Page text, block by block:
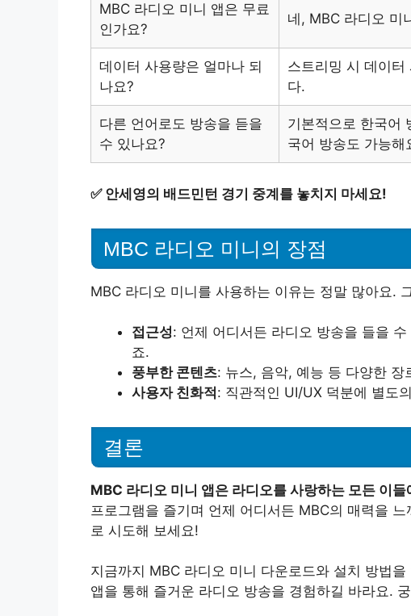
MBC 라디오 미니 앱은 무료
인가요?
네, MBC 라디오 미
데이터 사용량은 얼마나 되
나요?
스트리밍 시 데이
다.
다른 언어로도 방송을 듣을
수 있나요?
기본적으로 한국어
국어 방송도 가능해
✅ 안세영의 배드민턴 경기 중계를 놓치지 마세요!
MBC 라디오 미니의 장점
MBC 라디오 미니를 사용하는 이유는 정말 많아요.
접근성: 언제 어디서든 라디오 방송을 들을
죠.
풍부한 콘텐츠: 뉴스, 음악, 예능 등 다양한
사용자 친화적 : 직관적인 UI/UX 덕분에 별도
결론
MBC 라디오 미니 앱은 라디오를 사랑하는 모든 이
프로그램을 즐기며 언제 어디서든 MBC의 매력을
로 시도해 보세요!
지금까지 MBC 라디오 미니 다운로드와 설치 방법
앱을 통해 즐거운 라디오 방송을 경험하길 바라요.